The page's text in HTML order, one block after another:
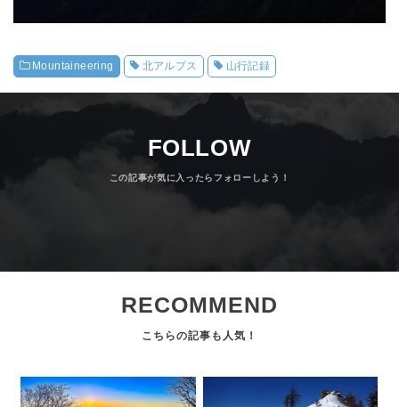
Mountaineering 北アルプス 山行記録
FOLLOW
RECOMMEND